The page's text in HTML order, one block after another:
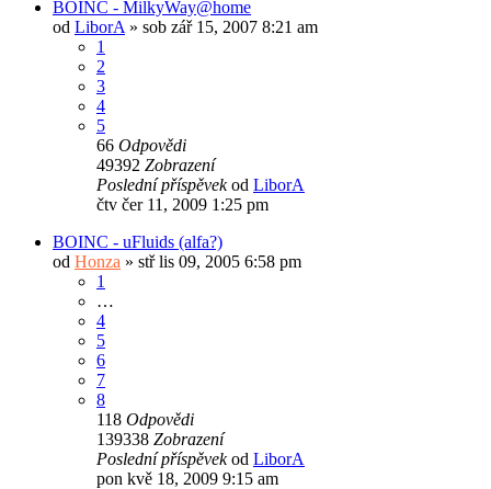
BOINC - MilkyWay@home
od LiborA » sob zář 15, 2007 8:21 am
1
2
3
4
5
66 Odpovědi
49392 Zobrazení
Poslední příspěvekod LiborA
čtv čer 11, 2009 1:25 pm
BOINC - uFluids (alfa?)
od Honza » stř lis 09, 2005 6:58 pm
1
…
4
5
6
7
8
118 Odpovědi
139338 Zobrazení
Poslední příspěvekod LiborA
pon kvě 18, 2009 9:15 am